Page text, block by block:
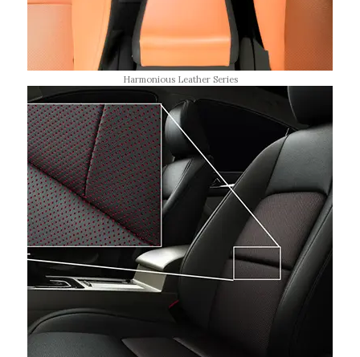
Harmonious Leather Series